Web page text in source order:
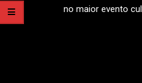
no maior evento